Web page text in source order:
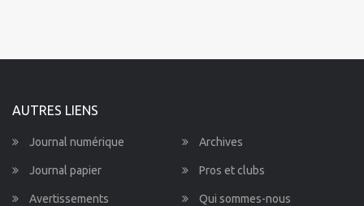
AUTRES LIENS
Journal numérique Archives
Journal papier Pros et clubs
Avertissements Qui sommes-nous